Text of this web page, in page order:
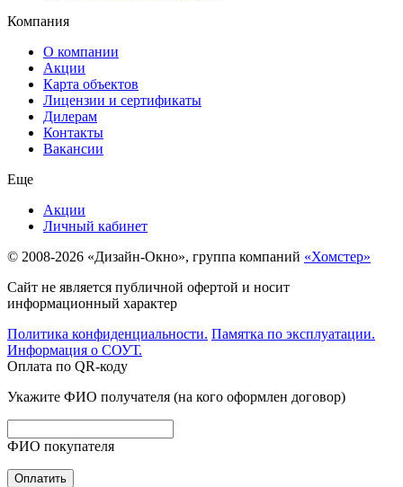
Компания
О компании
Акции
Карта объектов
Лицензии и сертификаты
Дилерам
Контакты
Вакансии
Еще
Акции
Личный кабинет
© 2008-2026 «Дизайн-Окно», группа компаний «Хомстер»
Сайт не является публичной офертой и носит
информационный характер
Политика конфиденциальности. Памятка по эксплуатации.
Информация о СОУТ.
Оплата по QR-коду
Укажите ФИО получателя (на кого оформлен договор)
ФИО покупателя
Оплатить